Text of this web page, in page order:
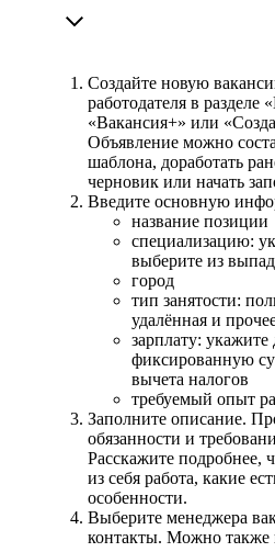
Создайте новую
работодателя в
«Вакансия+» или
Объявление можно
шаблона, доработать
черновик или начать
Введите основную
название позиции
специализацию:
выберите из
город
тип занятости:
удалённая и
зарплату:
фиксированную
вычета налогов
требуемый опыт
Заполните описание.
обязанности и
Расскажите подробнее,
из себя работа, какие
особенности.
Выберите менеджера
контакты. Можно также